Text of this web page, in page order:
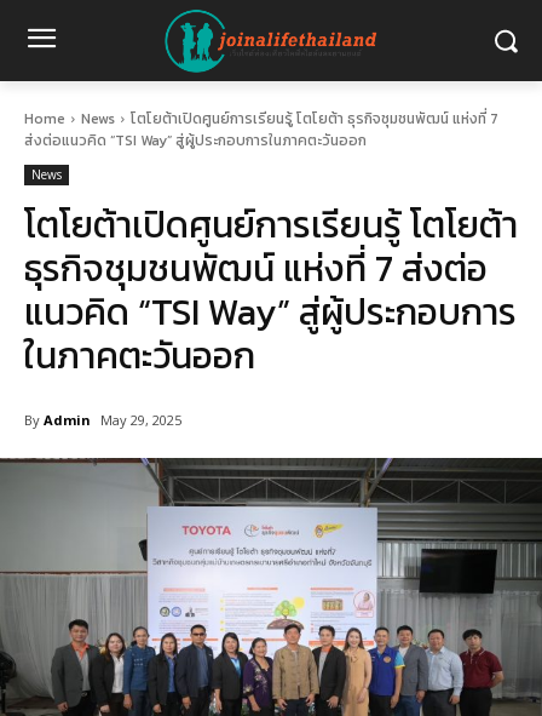
Home News
โตโยต้าเปิดศูนย์การเรียนรู้ โตโยต้า ธุรกิจชุมชนพัฒน์ แห่งที่ 7
ส่งต่อแนวคิด “TSI Way” สู่ผู้ประกอบการในภาคตะวันออก
News
โตโยต้าเปิดศูนย์การเรียนรู้ โตโยต้า
ธุรกิจชุมชนพัฒน์ แห่งที่ 7 ส่งต่อ
แนวคิด “TSI Way” สู่ผู้ประกอบการ
ในภาคตะวันออก
By Admin May 29, 2025